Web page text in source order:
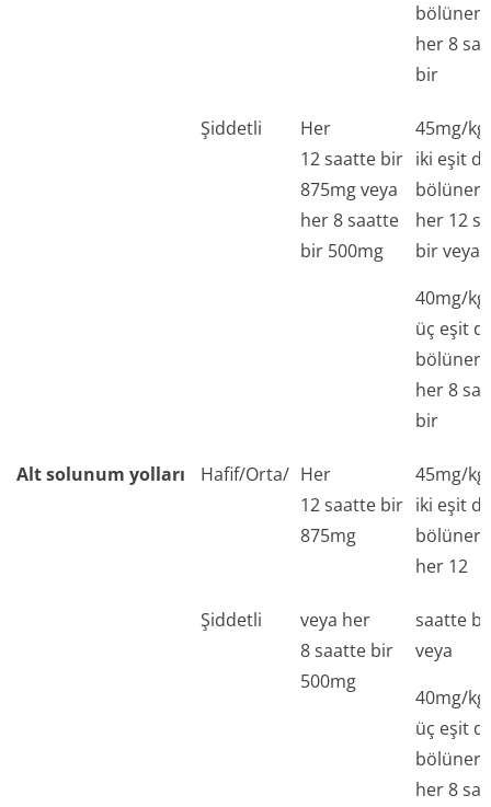
her 8
bir
Şiddetli
Her
12 saatte bir
875mg veya
her 8 saatte
bir 500mg
45mg/
iki eşit
her 12
bir veya
40mg/
üç eşit
her 8
bir
Alt solunum yolları Hafif/Orta/ Her
12 saatte bir
875mg
45mg/
iki eşit
her 12
Şiddetli
veya her
8 saatte bir
500mg
saatte
veya
40mg/
üç eşit
her 8